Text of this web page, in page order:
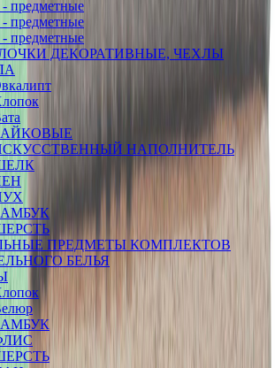
- предметные
- предметные
- предметные
ДЕКОРАТИВНЫЕ, ЧЕХЛЫ
НАПОЛНИТЕЛЬ
ПРЕДМЕТЫ КОМПЛЕКТОВ
БЕЛЬЯ